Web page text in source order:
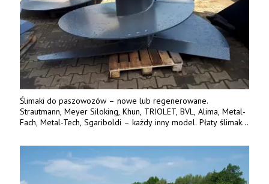
Ślimaki do paszowozów – nowe lub regenerowane.
Strautmann, Meyer Siloking, Khun, TRIOLET, BVL, Alima, Metal-
Fach, Metal-Tech, Sgariboldi – każdy inny model. Płaty ślimaka
– 15 lub 18 mm. Możliwa wymiana i dowóz na miejsce – cała
Polska. Tel. 609 144 596.